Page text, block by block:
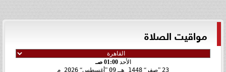
مواقيت الصلاة
الأحد01:00 صـ
23 صفر 1448 هـ 09 أغسطس 2026 م